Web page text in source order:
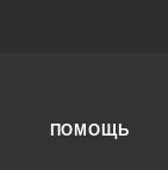
ПОМОЩЬ